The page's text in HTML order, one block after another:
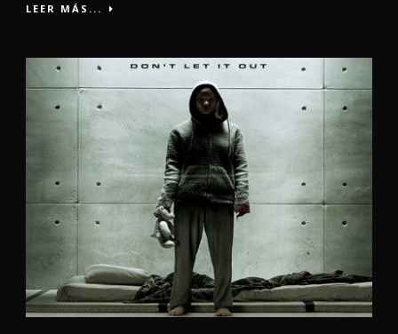
LEER MÁS...